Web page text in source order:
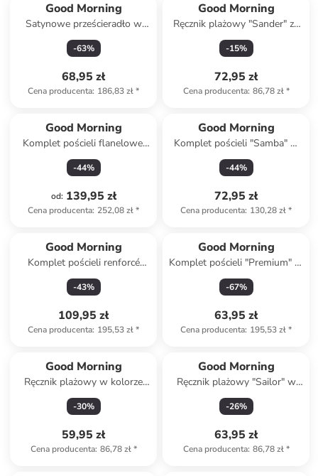
Good Morning
Satynowe prześcieradło w
kolorze morskim na gumce
-63%
68,95 zł
Cena producenta: 186,83 zł*
Good Morning
Ręcznik plażowy "Sander" ze
wzorem
-15%
72,95 zł
Cena producenta: 86,78 zł*
Good Morning
Komplet pościeli flanelowej
"Winter Sand" w kolorze
beżowym
-44%
od: 139,95 zł
Cena producenta: 252,08 zł*
Good Morning
Komplet pościeli "Samba" w
kolorze biało-zielonym
-44%
72,95 zł
Cena producenta: 130,28 zł*
Good Morning
Komplet pościeli renforcé
"Janika" w kolorze oliwkowym
-43%
109,95 zł
Cena producenta: 195,53 zł*
Good Morning
Komplet pościeli "Premium" w
kolorze granatowym
-67%
63,95 zł
Cena producenta: 195,53 zł*
Good Morning
Ręcznik plażowy w kolorze
jasnoróżowym
-30%
59,95 zł
Cena producenta: 86,78 zł*
Good Morning
Ręcznik plażowy "Sailor" w
kolorze turkusowo-zielono-
czerwonym
-26%
63,95 zł
Cena producenta: 86,78 zł*